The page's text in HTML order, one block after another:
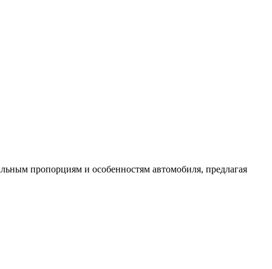
пропорциям и особенностям автомобиля, предлагая